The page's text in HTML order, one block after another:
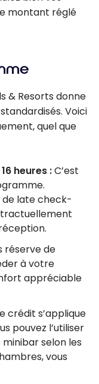
montant réglé
& Resorts donne
Voici
quel que
heures :C’est
late check-
réserve de
à votre
appréciable
crédit s’applique
pouvez l’utiliser
selon les
vous